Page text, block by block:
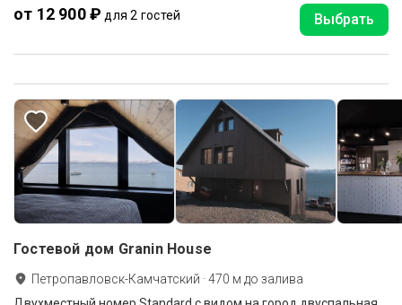
от 12 900 ₽ для 2 гостей Выбрать
Гостевой дом Granin House
Петропавловск-Камчатский ·470 м до залива